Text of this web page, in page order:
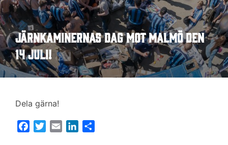
Järnkaminernas dag mot Malmö den
14 juli!
Dela gärna!